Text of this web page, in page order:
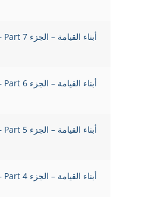
أبناء القيامة – الجزء Sons of the Resurrection – Part 7
أبناء القيامة – الجزء Sons of the Resurrection – Part 6
أبناء القيامة – الجزء Sons of the Resurrection – Part 5
أبناء القيامة – الجزء 4 Sons of the Resurrection – Part